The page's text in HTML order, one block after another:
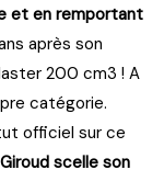
et en remportant
après son
200 cm3 ! A
catégorie.
officiel sur ce
scelle son